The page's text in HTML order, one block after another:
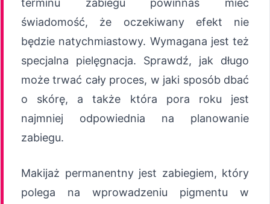
terminu zabiegu powinnaś mieć
świadomość, że oczekiwany efekt nie
będzie natychmiastowy. Wymagana jest też
specjalna pielęgnacja. Sprawdź, jak długo
może trwać cały proces, w jaki sposób dbać
o skórę, a także która pora roku jest
najmniej odpowiednia na planowanie
zabiegu.
Makijaż permanentny jest zabiegiem, który
polega na wprowadzeniu pigmentu w